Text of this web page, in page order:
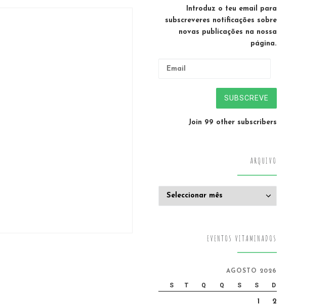
Introduz o teu email para
subscreveres notificações sobre
novas publicações na nossa
página.
SUBSCREVE
Join 99 other subscribers
ARQUIVO
EVENTOS VITAMINADOS
AGOSTO 2026
S T Q Q S S D
1 2